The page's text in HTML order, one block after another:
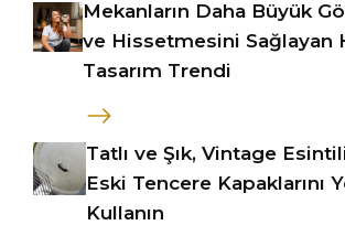
Mekanların Daha Büyük
ve Hissetmesini Sağlayan
Tasarım Trendi
Tatlı ve Şık, Vintage
Eski Tencere Kapaklarını
Kullanın